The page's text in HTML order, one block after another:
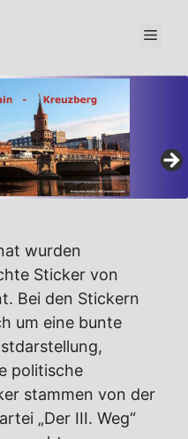
wurden
Sticker von
Bei den Stickern
um eine bunte
politische
stammen von der
„Der III. Weg“